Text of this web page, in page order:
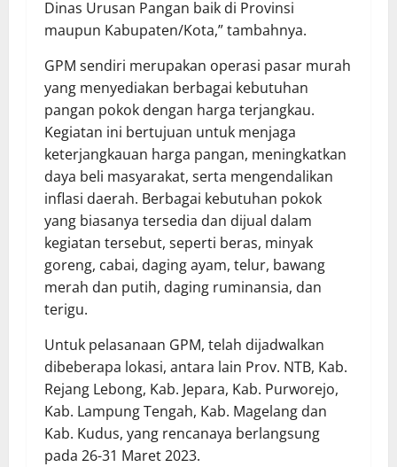
Dinas Urusan Pangan baik di Provinsi
maupun Kabupaten/Kota,” tambahnya.
GPM sendiri merupakan operasi pasar murah
yang menyediakan berbagai kebutuhan
pangan pokok dengan harga terjangkau.
Kegiatan ini bertujuan untuk menjaga
keterjangkauan harga pangan, meningkatkan
daya beli masyarakat, serta mengendalikan
inflasi daerah. Berbagai kebutuhan pokok
yang biasanya tersedia dan dijual dalam
kegiatan tersebut, seperti beras, minyak
goreng, cabai, daging ayam, telur, bawang
merah dan putih, daging ruminansia, dan
terigu.
Untuk pelasanaan GPM, telah dijadwalkan
dibeberapa lokasi, antara lain Prov. NTB, Kab.
Rejang Lebong, Kab. Jepara, Kab. Purworejo,
Kab. Lampung Tengah, Kab. Magelang dan
Kab. Kudus, yang rencanaya berlangsung
pada 26-31 Maret 2023.